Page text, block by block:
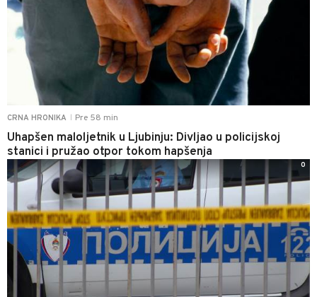
CRNA HRONIKA Pre 58 min
Uhapšen maloljetnik u Ljubinju: Divljao u policijskoj
stanici i pružao otpor tokom hapšenja
0